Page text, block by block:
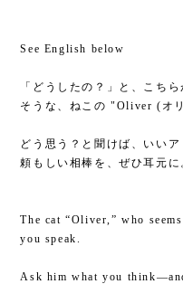
See English below
「どうしたの？」と、こち
そうな、ねこの "Oliver (オ
どう思う？と聞けば、いい
頼もしい相棒を、ぜひ耳元に
The cat “Oliver,” who
you speak.
Ask him what you